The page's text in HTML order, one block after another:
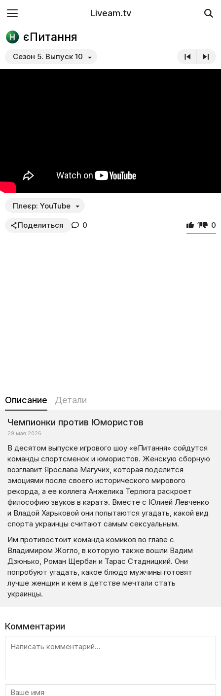
Liveam.tv
єПитання
Сезон 5. Выпуск 10
Плеєр: YouTube
Поделиться 0 1 0
Описание Детали
Чемпионки против Юмористов
29 мая 2026
В десятом выпуске игрового шоу «еПитання» сойдутся
команды спортсменок и юмористов. Женскую сборную
возглавит Ярослава Магучих, которая поделится
эмоциями после своего исторического мирового
рекорда, а ее коллега Анжелика Терлюга раскроет
философию звуков в каратэ. Вместе с Юлией Левченко
и Владой Харьковой они попытаются угадать, какой вид
спорта украинцы считают самым сексуальным.
Им противостоит команда комиков во главе с
Владимиром Жогло, в которую также вошли Вадим
Дзюнько, Роман Щербан и Тарас Стадницкий. Они
попробуют угадать, какое блюдо мужчины готовят
лучше женщин и кем в детстве мечтали стать
украинцы.
Комментарии